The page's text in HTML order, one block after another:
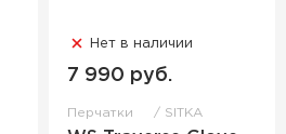
Нет в наличии
7 990 руб.
Перчатки SITKA